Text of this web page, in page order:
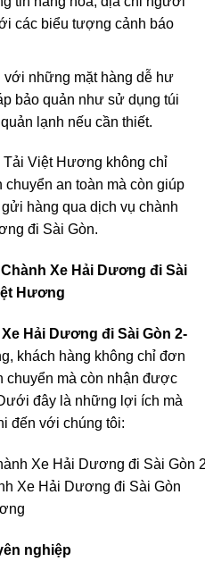
các biểu tượng cảnh báo
với những mặt hàng dễ hư
bảo quản như sử dụng túi
lạnh nếu cần thiết.
Việt Hương không chỉ
an toàn mà còn giúp
hàng qua dịch vụ chành
đi Sài Gòn.
Chành Xe Hải Dương đi Sài
Hương
Hải Dương đi Sài Gòn 2-
khách hàng không chỉ đơn
chuyển mà còn nhận được
đây là những lợi ích mà
đến với chúng tôi:
Xe Hải Dương đi Sài Gòn
nghiệp